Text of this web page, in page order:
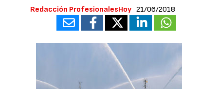
Redacción ProfesionalesHoy 21/06/2018